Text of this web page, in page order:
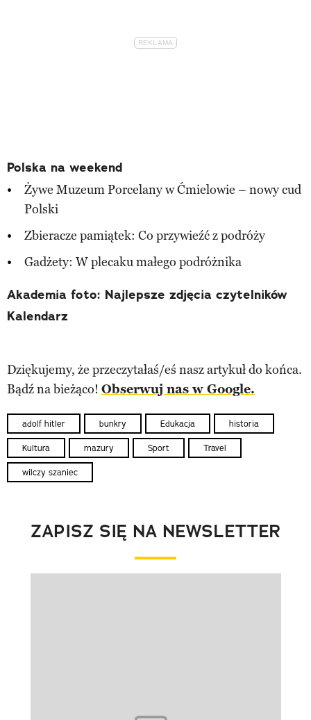
Polska na weekend
Żywe Muzeum Porcelany w Ćmielowie – nowy cud
Polski
Zbieracze pamiątek: Co przywieźć z podróży
Gadżety: W plecaku małego podróżnika
Akademia foto: Najlepsze zdjęcia czytelników
Kalendarz
Dziękujemy, że przeczytałaś/eś nasz artykuł do końca.
Bądź na bieżąco! Obserwuj nas w Google.
adolf hitler bunkry Edukacja historia
Kultura mazury Sport Travel
wilczy szaniec
ZAPISZ SIĘ NA NEWSLETTER